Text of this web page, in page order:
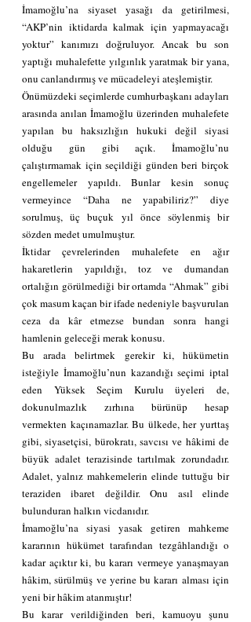
İmamoğlu’na siyaset yasağı da getirilmesi,
“AKP’nin iktidarda kalmak için yapmayacağı
yoktur” kanımızı doğruluyor. Ancak bu son
yaptığı muhalefette yılgınlık yaratmak bir yana,
onu canlandırmış ve mücadeleyi ateşlemiştir.
Önümüzdeki seçimlerde cumhurbaşkanı adayları
arasında anılan İmamoğlu üzerinden muhalefete
yapılan bu haksızlığın hukuki değil siyasi
olduğu gün gibi açık. İmamoğlu’nu
çalıştırmamak için seçildiği günden beri birçok
engellemeler yapıldı. Bunlar kesin sonuç
vermeyince “Daha ne yapabiliriz?” diye
sorulmuş, üç buçuk yıl önce söylenmiş bir
sözden medet umulmuştur.
İktidar çevrelerinden muhalefete en ağır
hakaretlerin yapıldığı, toz ve dumandan
ortalığın görülmediği bir ortamda “Ahmak” gibi
çok masum kaçan bir ifade nedeniyle başvurulan
ceza da kâr etmezse bundan sonra hangi
hamlenin geleceği merak konusu.
Bu arada belirtmek gerekir ki, hükümetin
isteğiyle İmamoğlu’nun kazandığı seçimi iptal
eden Yüksek Seçim Kurulu üyeleri de,
dokunulmazlık zırhına bürünüp hesap
vermekten kaçınamazlar. Bu ülkede, her yurttaş
gibi, siyasetçisi, bürokratı, savcısı ve hâkimi de
büyük adalet terazisinde tartılmak zorundadır.
Adalet, yalnız mahkemelerin elinde tuttuğu bir
teraziden ibaret değildir. Onu asıl elinde
bulunduran halkın vicdanıdır.
İmamoğlu’na siyasi yasak getiren mahkeme
kararının hükümet tarafından tezgâhlandığı o
kadar açıktır ki, bu kararı vermeye yanaşmayan
hâkim, sürülmüş ve yerine bu kararı alması için
yeni bir hâkim atanmıştır!
Bu karar verildiğinden beri, kamuoyu şunu